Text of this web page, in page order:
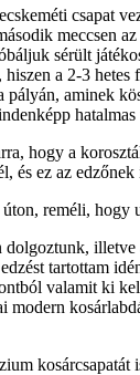
csapat
meccsen
sérült
a 2-3
aminek
hogy a
és ez az
reméli, hogy
tartottam
valamit ki